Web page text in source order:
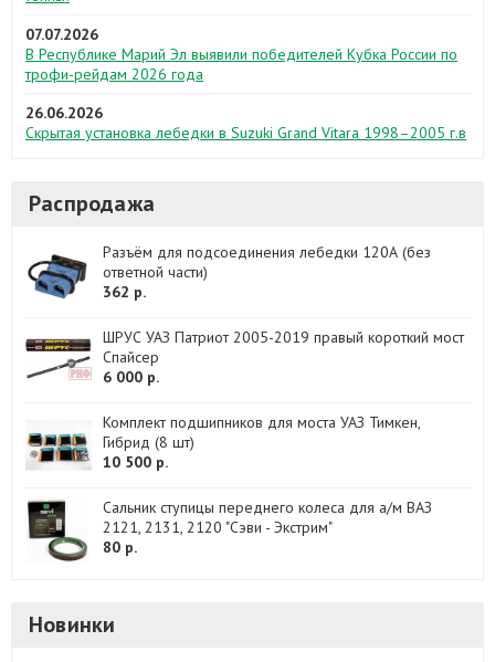
07.07.2026
В Республике Марий Эл выявили победителей Кубка России по
трофи-рейдам 2026 года
26.06.2026
Скрытая установка лебедки в Suzuki Grand Vitara 1998–2005 г.в
Распродажа
Разъём для подсоединения лебедки 120А (без
ответной части)
362 р.
ШРУС УАЗ Патриот 2005-2019 правый короткий мост
Спайсер
6 000 р.
Комплект подшипников для моста УАЗ Тимкен,
Гибрид (8 шт)
10 500 р.
Сальник ступицы переднего колеса для а/м ВАЗ
2121, 2131, 2120 "Сэви - Экстрим"
80 р.
Новинки